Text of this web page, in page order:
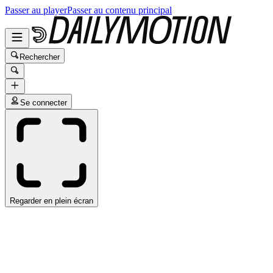
Passer au playerPasser au contenu principal
Rechercher
Se connecter
Regarder en plein écran